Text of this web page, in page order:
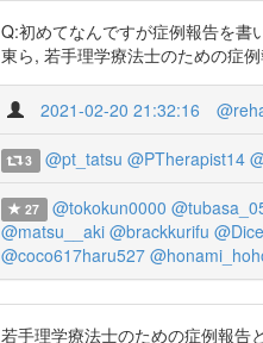
Q:初めてなんですが症例報告を書
東ら, 若手理学療法士のための症
2021-02-20 21:32:16
3 @pt_tatsu @PTherapist14
27 @tokokun0000
@matsu__aki @brackkurifu
@coco617haru527
若手理学療法士のための症例報告